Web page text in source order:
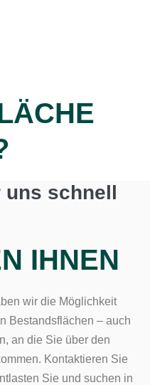
uns schnell
IHNEN
wir die Möglichkeit
Bestandsflächen – auch
an die Sie über den
Kontaktieren Sie
Sie und suchen in